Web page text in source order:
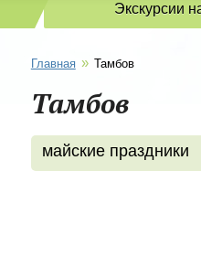
Экскурсии
Главная » Тамбов
Тамбов
майские праздники